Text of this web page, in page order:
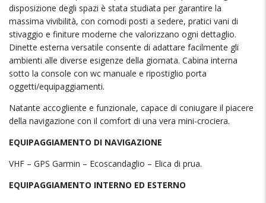
disposizione degli spazi è stata studiata per garantire la
massima vivibilità, con comodi posti a sedere, pratici vani di
stivaggio e finiture moderne che valorizzano ogni dettaglio.
Dinette esterna versatile consente di adattare facilmente gli
ambienti alle diverse esigenze della giornata. Cabina interna
sotto la console con wc manuale e ripostiglio porta
oggetti/equipaggiamenti.
Natante accogliente e funzionale, capace di coniugare il piacere
della navigazione con il comfort di una vera mini-crociera.
EQUIPAGGIAMENTO DI NAVIGAZIONE
VHF – GPS Garmin – Ecoscandaglio – Elica di prua.
EQUIPAGGIAMENTO INTERNO ED ESTERNO